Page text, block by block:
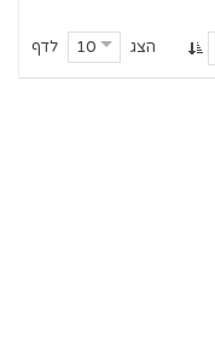
הצג 10 לדף